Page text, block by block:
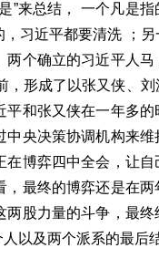
”来总结， 一个凡是指
习近平都要清洗 ；另
个确立的习近平人马
，形成了以张又侠、刘
和张又侠在一年多的
中央决策协调机构来维
博弈四中全会，让自
最终的博弈还是在两
股力量的斗争，最终
以及两个派系的最后